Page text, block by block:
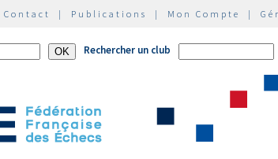
Contact | Publications | Mon Compte |
Rechercher un club